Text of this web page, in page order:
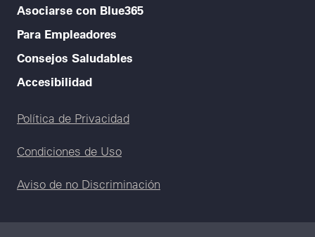
Asociarse con Blue365
Para Empleadores
Consejos Saludables
Accesibilidad
Legal menu
Política de Privacidad
Condiciones de Uso
Aviso de no Discriminación